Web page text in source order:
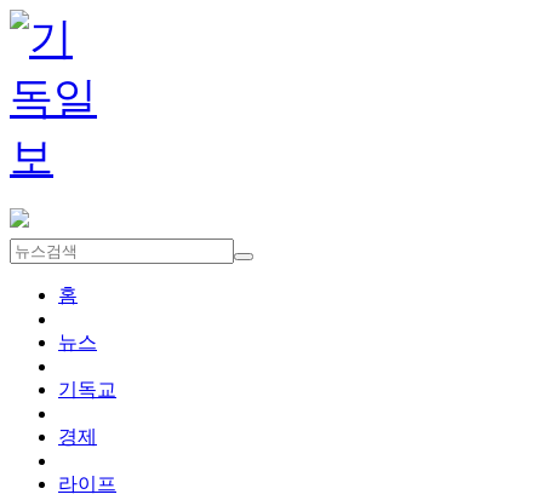
홈
뉴스
기독교
경제
라이프